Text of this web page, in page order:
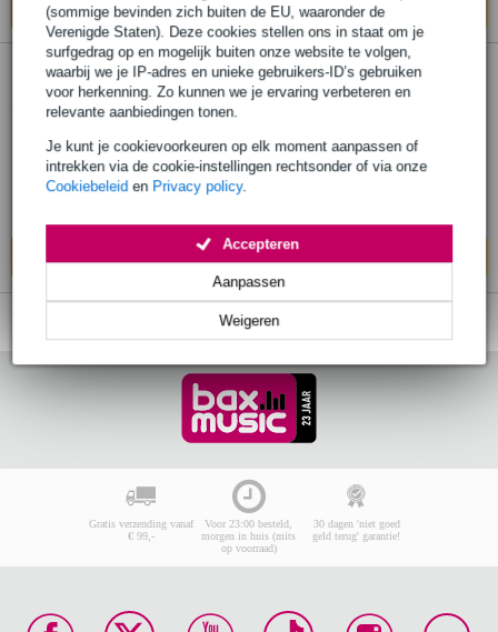
(sommige bevinden zich buiten de EU, waaronder de
Verenigde Staten). Deze cookies stellen ons in staat om je
surfgedrag op en mogelijk buiten onze website te volgen,
waarbij we je IP-adres en unieke gebruikers-ID’s gebruiken
voor herkenning. Zo kunnen we je ervaring verbeteren en
relevante aanbiedingen tonen.
Je kunt je cookievoorkeuren op elk moment aanpassen of
intrekken via de cookie-instellingen rechtsonder of via onze
Cookiebeleid en Privacy policy.
Weigeren
Aanpassen
Accepteren
In mijn winkelwagen
Adam Hall 38210P Truss Stacker
Interface Eurotrussing kunststof
Adviesprijs € 23,60 € 21,60
In mijn winkelwagen
Gratis verzending vanaf
€ 99,-
Voor 23:00 besteld,
morgen in huis (mits
op voorraad)
30 dagen 'niet goed
geld terug' garantie!